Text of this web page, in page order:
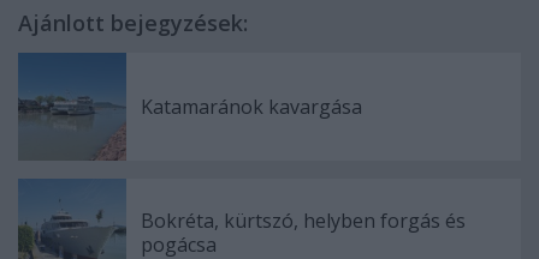
Ajánlott bejegyzések:
Katamaránok kavargása
Bokréta, kürtszó, helyben forgás és
pogácsa